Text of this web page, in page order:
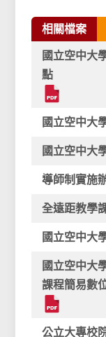
相關檔案
國立空中大
點
國立空中大
國立空中大
導師制實施
全遠距教學
國立空中大
國立空中大
課程簡易數
公立大專校